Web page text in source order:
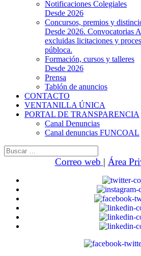
Notificaciones Colegiales
Desde 2026
Concursos, premios y
Desde 2026. Convocatorias
excluidas licitaciones y
públoca.
Formación, cursos y talleres
Desde 2026
Prensa
Tablón de anuncios
CONTACTO
VENTANILLA ÚNICA
PORTAL DE TRANSPARENCIA
Canal Denuncias
Canal denuncias FUNCOAL
Buscar:
Correo web | Área